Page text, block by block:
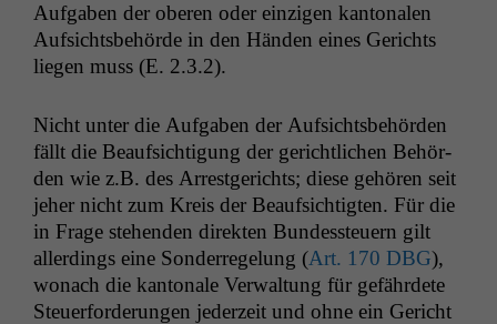
Auf­gaben der oberen oder einzi­gen kan­tonalen
Auf­sichts­be­hörde in den Hän­den eines Gerichts
liegen muss (E. 2.3.2).
Nicht unter die Auf­gaben der Auf­sichts­be­hör­den
fällt die Beauf­sich­ti­gung der gerichtlichen Behör­
den wie z.B. des Arrest­gerichts; diese gehören seit
jeher nicht zum Kreis der Beauf­sichtigten. Für die
in Frage ste­hen­den direk­ten Bun­dess­teuern gilt
allerd­ings eine Son­der­regelung (Art. 170 DBG),
wonach die kan­tonale Ver­wal­tung für gefährdete
Steuer­forderun­gen jed­erzeit und ohne ein Gericht